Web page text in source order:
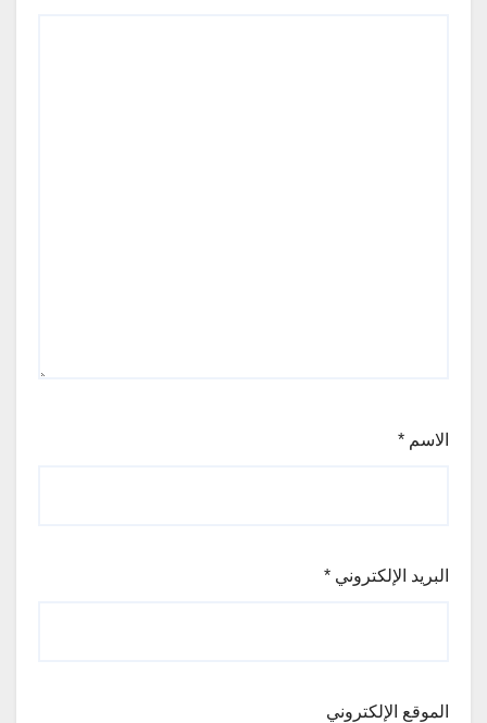
الاسم *
البريد الإلكتروني *
الموقع الإلكتروني